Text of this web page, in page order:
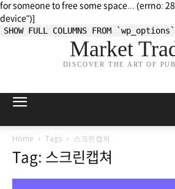
for someone to free some space... (errno:
device")]
SHOW FULL COLUMNS FROM `wp_options`
Market
DISCOVER THE ART OF
Home Tags 스크린캡쳐
Tag: 스크린캡쳐